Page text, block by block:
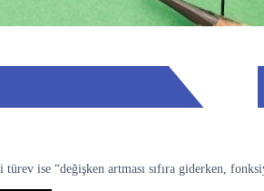
ise “değişken artması sıfıra giderken,